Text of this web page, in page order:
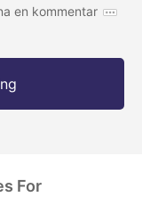
en kommentar
For